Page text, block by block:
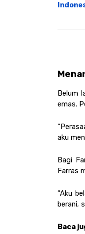
Belum
emas.
aku
Bagi
Farras
“Aku
berani,
Baca